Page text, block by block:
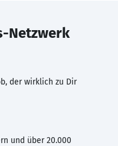
Netzwerk
der wirklich zu Dir
und über 20.000